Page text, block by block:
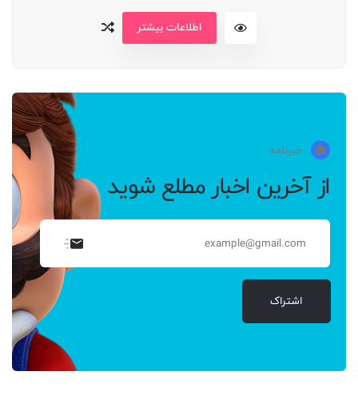
اطلاعات بیشتر
خبرنامه
از آخرین اخبار مطلع شوید
اشتراک